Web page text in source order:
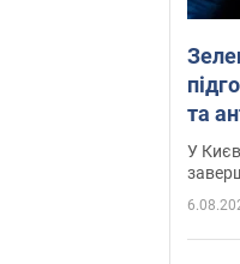
та антибалістичної програми
У